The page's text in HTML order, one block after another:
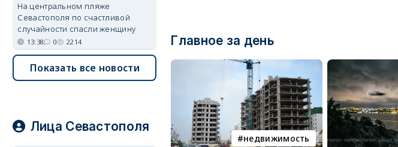
Главное за день
недвижимость
На центральном пляже
Севастополя по счастливой
случайности спасли женщину
13:38 0 2214
Показать все новости
Лица Севастополя